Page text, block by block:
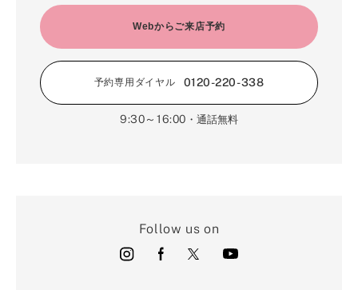
Webからご来店予約
予約専用ダイヤル 0120-220-338
9:30～16:00 ・通話無料
Follow us on